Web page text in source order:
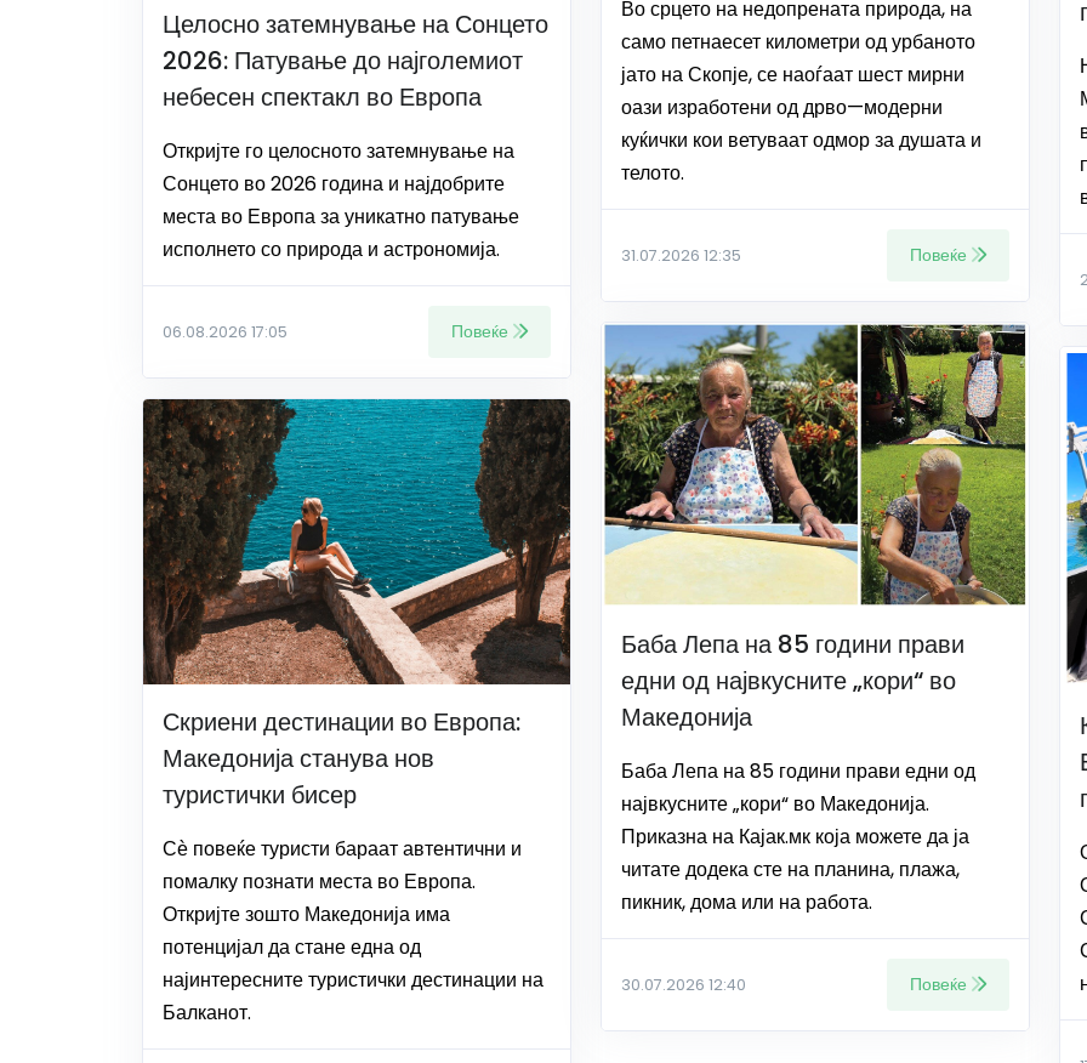
Целосно затемнување на Сонцето
2026: Патување до најголемиот
небесен спектакл во Европа
Откријте го целосното затемнување на
Сонцето во 2026 година и најдобрите
места во Европа за уникатно патување
исполнето со природа и астрономија.
06.08.2026 17:05 Повеќе
Скриени дестинации во Европа:
Македонија станува нов
туристички бисер
Сѐ повеќе туристи бараат автентични и
помалку познати места во Европа.
Откријте зошто Македонија има
потенцијал да стане една од
најинтересните туристички дестинации на
Балканот.
Во срцето на недопрената природа, на
само петнаесет километри од урбаното
јато на Скопје, се наоѓаат шест мирни
оази изработени од дрво—модерни
куќички кои ветуваат одмор за душата и
телото.
31.07.2026 12:35 Повеќе
Баба Лепа на 85 години прави
едни од највкусните „кори“ во
Македонија
Баба Лепа на 85 години прави едни од
највкусните „кори“ во Македонија.
Приказна на Кајак.мк која можете да ја
читате додека сте на планина, плажа,
пикник, дома или на работа.
30.07.2026 12:40 Повеќе